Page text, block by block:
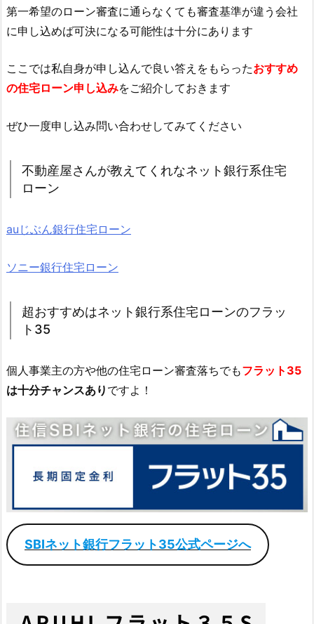
第一希望のローン審査に通らなくても審査基準が違う会社
に申し込めば可決になる可能性は十分にあります
ここでは私自身が申し込んで良い答えをもらったおすすめ
の住宅ローン申し込みをご紹介しておきます
ぜひ一度申し込み問い合わせしてみてください
不動産屋さんが教えてくれなネット銀行系住宅
ローン
auじぶん銀行住宅ローン
ソニー銀行住宅ローン
超おすすめはネット銀行系住宅ローンのフラッ
ト35
個人事業主の方や他の住宅ローン審査落ちでもフラット35
は十分チャンスあり ですよ！
SBIネット銀行フラット35公式ページへ